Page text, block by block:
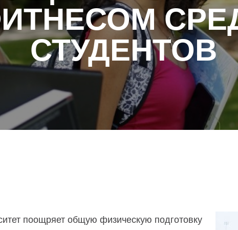
СТУДЕНТОВ
поощряет общую физическую подготовку